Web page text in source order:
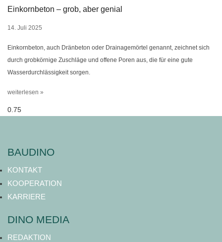
Einkornbeton – grob, aber genial
14. Juli 2025
Einkornbeton, auch Dränbeton oder Drainagemörtel genannt, zeichnet sich
durch grobkörnige Zuschläge und offene Poren aus, die für eine gute
Wasserdurchlässigkeit sorgen.
weiterlesen »
BAUDINO
KONTAKT
KOOPERATION
KARRIERE
DINO MEDIA
REDAKTION